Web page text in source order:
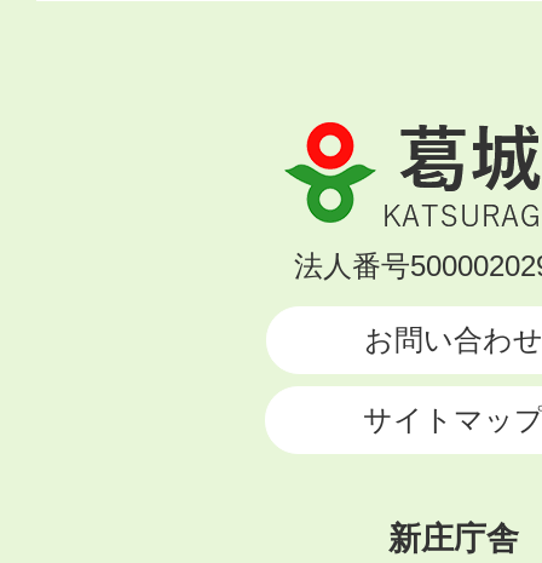
葛
城
市
KATSURAGI
法人番号
お問い合わせ
サイトマッ
新庄庁舎